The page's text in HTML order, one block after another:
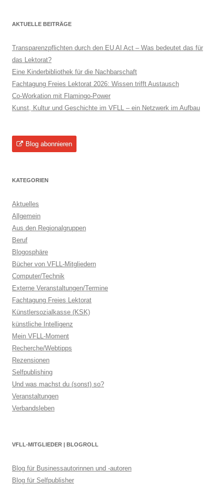
AKTUELLE BEITRÄGE
Transparenzpflichten durch den EU AI Act – Was bedeutet das für
das Lektorat?
Eine Kinderbibliothek für die Nachbarschaft
Fachtagung Freies Lektorat 2026: Wissen trifft Austausch
Co-Workation mit Flamingo-Power
Kunst, Kultur und Geschichte im VFLL – ein Netzwerk im Aufbau
Blog abonnieren
KATEGORIEN
Aktuelles
Allgemein
Aus den Regionalgruppen
Beruf
Blogosphäre
Bücher von VFLL-Mitgliedern
Computer/Technik
Externe Veranstaltungen/Termine
Fachtagung Freies Lektorat
Künstlersozialkasse (KSK)
künstliche Intelligenz
Mein VFLL-Moment
Recherche/Webtipps
Rezensionen
Selfpublishing
Und was machst du (sonst) so?
Veranstaltungen
Verbandsleben
VFLL-MITGLIEDER | BLOGROLL
Blog für Businessautorinnen und -autoren
Blog für Selfpublisher